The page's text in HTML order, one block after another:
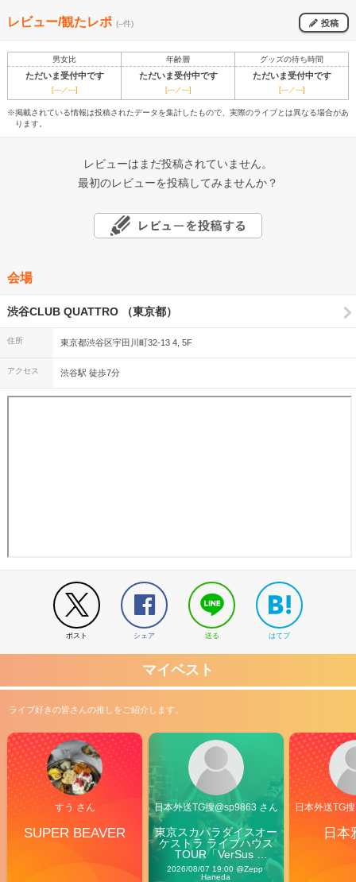
レビュー/観たレポ (--件) 投稿
男女比 年齢層 グッズの待ち時間
ただいま受付中です ただいま受付中です ただいま受付中です
[---／---] [---／---] [---／---]
※掲載されている情報は投稿されたデータを集計したもので、実際のライブとは異なる場合があ
ります。
レビューはまだ投稿されていません。
最初のレビューを投稿してみませんか？
会場
渋谷CLUB QUATTRO （東京都）
住所 東京都渋谷区宇田川町32-13 4, 5F
アクセス 渋谷駅 徒歩7分
ポスト シェア 送る はてブ
マイベスト
ライブ好きの皆さんの推しをご紹介します。
すう さん
SUPER BEAVER
日本外送TG搜@sp9863 さん
東京スカパラダイスオー
ケストラ ライブハウス
TOUR「VerSus
Carnival」
2026/08/07 19:00 @Zepp
Haneda
日本外送TG
日本